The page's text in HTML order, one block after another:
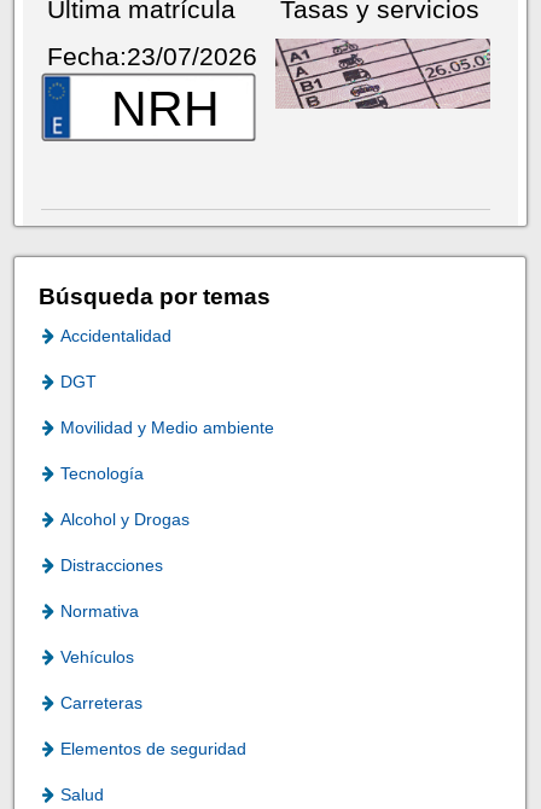
Última matrícula
Fecha:23/07/2026
NRH
Tasas y servicios
Búsqueda por temas
Accidentalidad
DGT
Movilidad y Medio ambiente
Tecnología
Alcohol y Drogas
Distracciones
Normativa
Vehículos
Carreteras
Elementos de seguridad
Salud